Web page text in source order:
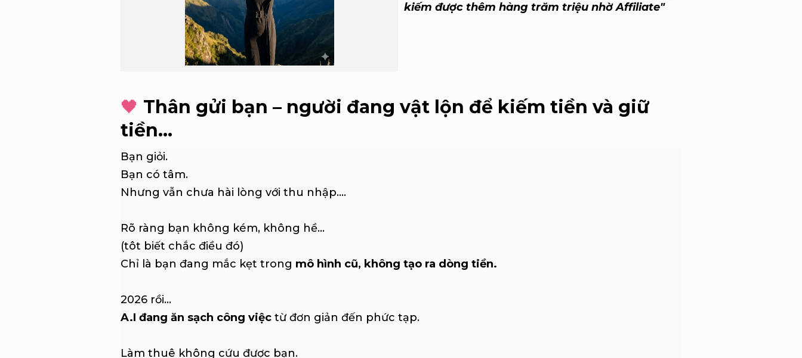
kiếm được thêm hàng trăm triệu nhờ Affiliate"
🖤 Thân gửi bạn – người đang vật lộn để kiếm tiền và giữ
tiền…
Bạn giỏi.
Bạn có tâm.
Nhưng vẫn chưa hài lòng với thu nhập....
Rõ ràng bạn không kém, không hề...
(tôt biết chắc điều đó)
Chỉ là bạn đang mắc kẹt trong mô hình cũ, không tạo ra dòng tiền.
2026 rồi…
A.I đang ăn sạch công việc từ đơn giản đến phức tạp.
Làm thuê không cứu được bạn.